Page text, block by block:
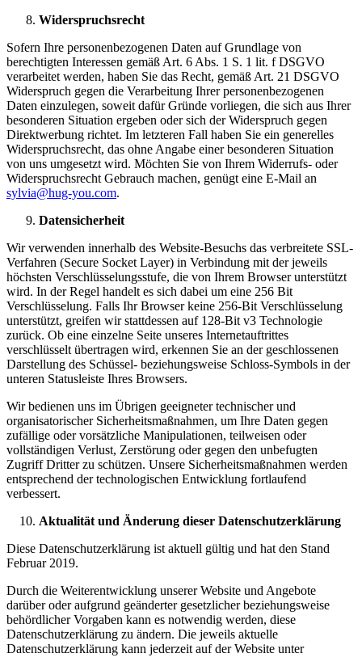
Widerspruchsrecht
Sofern Ihre personenbezogenen Daten auf Grundlage von
berechtigten Interessen gemäß Art. 6 Abs. 1 S. 1 lit. f DSGVO
verarbeitet werden, haben Sie das Recht, gemäß Art. 21 DSGVO
Widerspruch gegen die Verarbeitung Ihrer personenbezogenen
Daten einzulegen, soweit dafür Gründe vorliegen, die sich aus Ihrer
besonderen Situation ergeben oder sich der Widerspruch gegen
Direktwerbung richtet. Im letzteren Fall haben Sie ein generelles
Widerspruchsrecht, das ohne Angabe einer besonderen Situation
von uns umgesetzt wird. Möchten Sie von Ihrem Widerrufs- oder
Widerspruchsrecht Gebrauch machen, genügt eine E-Mail an
sylvia@hug-you.com.
Datensicherheit
Wir verwenden innerhalb des Website-Besuchs das verbreitete SSL-
Verfahren (Secure Socket Layer) in Verbindung mit der jeweils
höchsten Verschlüsselungsstufe, die von Ihrem Browser unterstützt
wird. In der Regel handelt es sich dabei um eine 256 Bit
Verschlüsselung. Falls Ihr Browser keine 256-Bit Verschlüsselung
unterstützt, greifen wir stattdessen auf 128-Bit v3 Technologie
zurück. Ob eine einzelne Seite unseres Internetauftrittes
verschlüsselt übertragen wird, erkennen Sie an der geschlossenen
Darstellung des Schüssel- beziehungsweise Schloss-Symbols in der
unteren Statusleiste Ihres Browsers.
Wir bedienen uns im Übrigen geeigneter technischer und
organisatorischer Sicherheitsmaßnahmen, um Ihre Daten gegen
zufällige oder vorsätzliche Manipulationen, teilweisen oder
vollständigen Verlust, Zerstörung oder gegen den unbefugten
Zugriff Dritter zu schützen. Unsere Sicherheitsmaßnahmen werden
entsprechend der technologischen Entwicklung fortlaufend
verbessert.
Aktualität und Änderung dieser Datenschutzerklärung
Diese Datenschutzerklärung ist aktuell gültig und hat den Stand
Februar 2019.
Durch die Weiterentwicklung unserer Website und Angebote
darüber oder aufgrund geänderter gesetzlicher beziehungsweise
behördlicher Vorgaben kann es notwendig werden, diese
Datenschutzerklärung zu ändern. Die jeweils aktuelle
Datenschutzerklärung kann jederzeit auf der Website unter